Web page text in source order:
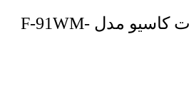
ساعت مچی اسپرت کاسیو مدل F-91WM-